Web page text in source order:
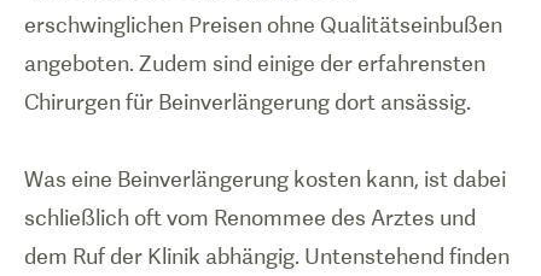
erschwinglichen Preisen ohne Qualitätseinbußen
angeboten. Zudem sind einige der erfahrensten
Chirurgen für Beinverlängerung dort ansässig.
Was eine Beinverlängerung kosten kann, ist dabei
schließlich oft vom Renommee des Arztes und
dem Ruf der Klinik abhängig. Untenstehend finden